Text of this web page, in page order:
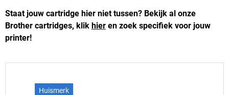
Staat jouw cartridge hier niet tussen? Bekijk al onze
Brother cartridges, klik hier en zoek specifiek voor jouw
printer!
Huismerk